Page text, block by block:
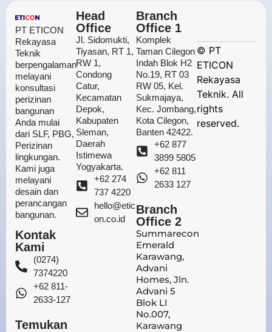
PT ETICON
Rekayasa
Teknik
berpengalaman
melayani
konsultasi
perizinan
bangunan
Anda mulai
dari SLF, PBG,
Perizinan
lingkungan.
Kami juga
melayani
desain dan
perancangan
bangunan.
Kontak
Kami
(0274)
7374220
+62 811-
2633-127
Temukan
Head
Office
Jl. Sidomukti,
Tiyasan, RT 1,
RW 1,
Condong
Catur,
Kecamatan
Depok,
Kabupaten
Sleman,
Daerah
Istimewa
Yogyakarta.
+62 274
737 4220
hello@etic
on.co.id
Branch
Office 1
Komplek
Taman Cilegon
Indah Blok H2
No.19, RT 03
RW 05, Kel.
Sukmajaya,
Kec. Jombang,
Kota Cilegon,
Banten 42422.
+62 877
3899 5805
+62 811
2633 127
Branch
Office 2
Summarecon
Emerald
Karawang,
Advani
Homes, Jln.
Advani 5
Blok LI
No.007,
Karawang
© PT
ETICON
Rekayasa
Teknik. All
rights
reserved.